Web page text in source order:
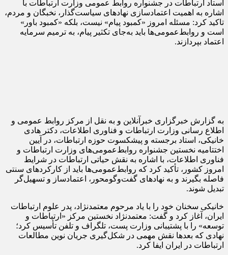
استاد ارتباطات در جشنواره روابط عمومی وزارت ارتباطات با
اشاره به اهمیت اعتمادسازی نهادهای سیاست‌گذار، نخبگان و مردم،
تاکید کرد: مسئله امروز «کمبود پیام» نیست، بلکه «کمبود باور»
است و روابط‌عمومی‌ها باید به‌جای تکثیر پیام، به ترمیم سرمایه
اعتماد بپردازند.
به گزارش خبرگزاری خبرآنلاین و به نقل از مرکز روابط عمومی و
اطلاع رسانی وزارت ارتباطات و فناوری اطلاعات، دکتر هادی
خانیکی، استاد برجسته و پیشکسوت حوزه ارتباطات، در آیین
اختتامیه نخستین جشنواره روابط‌عمومی‌های وزارت ارتباطات و
فناوری اطلاعات، با اشاره به نقش حیاتی ارتباطات در شرایط
امروز کشور، تأکید کرد که روابط‌عمومی‌ها باید از کارکردهای سنتی
فاصله بگیرند و به نهادهای گفت‌وگومحور، اعتمادساز و تسهیل‌گر
تبدیل شوند.
خانیکی سخنان خود را با یاد مرحوم معتمدنژاد، پدر علوم ارتباطات
ایران، آغاز کرد و گفت: معتمدنژاد نخستین مرکز «ارتباطات و
توسعه» را با پشتیبانی وزارت پست، تلگراف و تلفن تأسیس کرد؛
نهادی که بعدها نقش مهمی در شکل‌گیری جریان نوین مطالعات
ارتباطات در ایران ایفا کرد.